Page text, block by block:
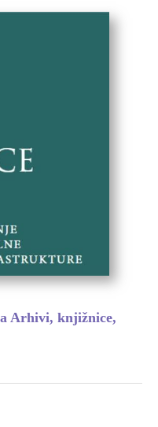
Arhivi, knjižnice,